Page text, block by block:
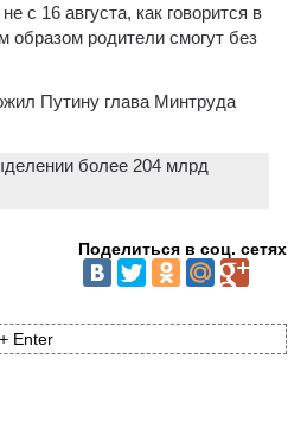
с 16 августа, как говорится в
образом родители смогут без
Путину глава Минтруда
более 204 млрд
Поделиться в соц. сетях
Enter